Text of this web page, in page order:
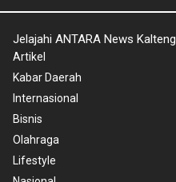
Jelajahi ANTARA News Kalteng
Artikel
Kabar Daerah
Internasional
Bisnis
Olahraga
Lifestyle